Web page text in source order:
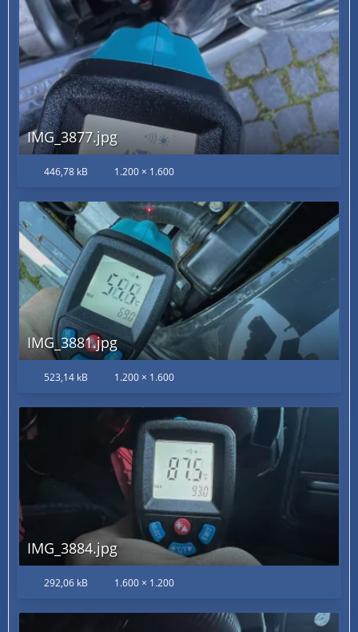
IMG_3877.jpg
446,78 kB 1.200 × 1.600
IMG_3881.jpg
523,14 kB 1.200 × 1.600
IMG_3884.jpg
292,06 kB 1.600 × 1.200